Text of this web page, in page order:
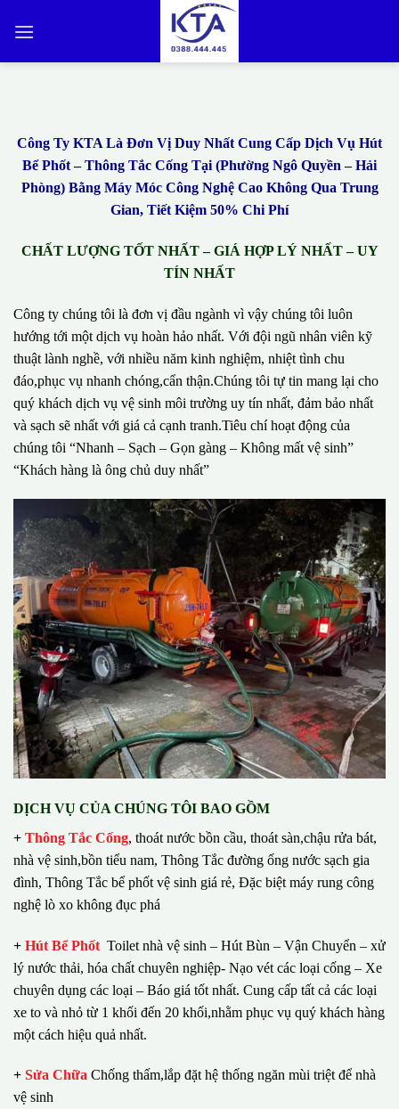
qua
Công Ty KTA Là Đơn Vị Duy Nhất Cung Cấp Dịch Vụ Hút
Bể Phốt – Thông Tắc Cống Tại (Phường Ngô Quyền – Hải
Phòng) Bằng Máy Móc Công Nghệ Cao Không Qua Trung
Gian, Tiết Kiệm 50% Chi Phí
CHẤT LƯỢNG TỐT NHẤT – GIÁ HỢP LÝ NHẤT – UY
TÍN NHẤT
Công ty chúng tôi là đơn vị đầu ngành vì vậy chúng tôi luôn
hướng tới một dịch vụ hoàn hảo nhất. Với đội ngũ nhân viên kỹ
thuật lành nghề, với nhiều năm kinh nghiệm, nhiệt tình chu
đáo,phục vụ nhanh chóng,cẩn thận.Chúng tôi tự tin mang lại cho
quý khách dịch vụ vệ sinh môi trường uy tín nhất, đảm bảo nhất
và sạch sẽ nhất với giá cả cạnh tranh.Tiêu chí hoạt động của
chúng tôi “Nhanh – Sạch – Gọn gàng – Không mất vệ sinh”
“Khách hàng là ông chủ duy nhất”
DỊCH VỤ CỦA CHÚNG TÔI BAO GỒM
+ Thông Tắc Cống, thoát nước bồn cầu, thoát sàn,chậu rửa bát,
nhà vệ sinh,bồn tiểu nam, Thông Tắc đường ống nước sạch gia
đình, Thông Tắc bể phốt vệ sinh giá rẻ, Đặc biệt máy rung công
nghệ lò xo không đục phá
+ Hút Bể Phốt Toilet nhà vệ sinh – Hút Bùn – Vận Chuyển – xử
lý nước thải, hóa chất chuyên nghiệp- Nạo vét các loại cống – Xe
chuyên dụng các loại – Báo giá tốt nhất. Cung cấp tất cả các loại
xe to và nhỏ từ 1 khối đến 20 khối,nhằm phục vụ quý khách hàng
một cách hiệu quả nhất.
+ Sửa Chữa Chống thấm,lắp đặt hệ thống ngăn mùi triệt để nhà
vệ sinh